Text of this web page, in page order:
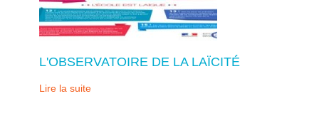
L'OBSERVATOIRE DE LA LAÏCITÉ
Lire la suite